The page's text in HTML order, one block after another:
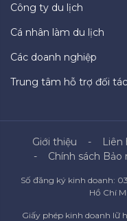
Công ty du lịch
Cá nhân làm du lịch
Các doanh nghiệp
Trung tâm hỗ trợ đối tác
Giới thiệu Liên
Chính sách Bảo
Số đăng ký kinh doanh:
Hồ Chí
Giấy phép kinh doanh lữ